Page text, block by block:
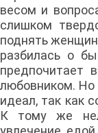
весом и
слишком
поднять
разбилась о
предпочитает
любовником. Но
идеал, так как
К тому же